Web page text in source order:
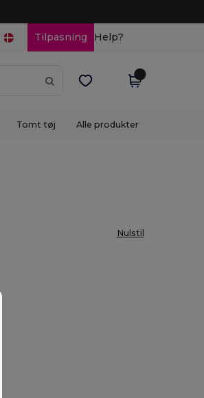
Tilpasning Help?
Tomt tøj Alle produkter
Nulstil